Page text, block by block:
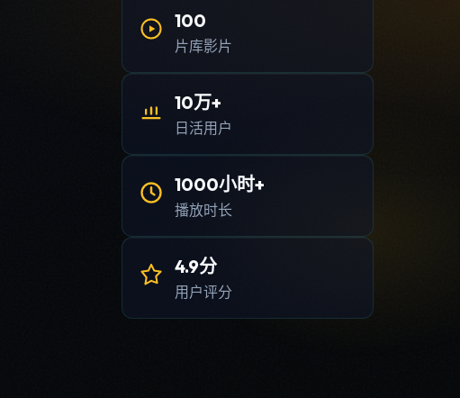
100
片库影片
10万+
日活用户
1000小时+
播放时长
4.9分
用户评分